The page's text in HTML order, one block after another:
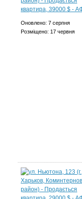
Оновлено: 7 серпня
Розміщено: 17 червня